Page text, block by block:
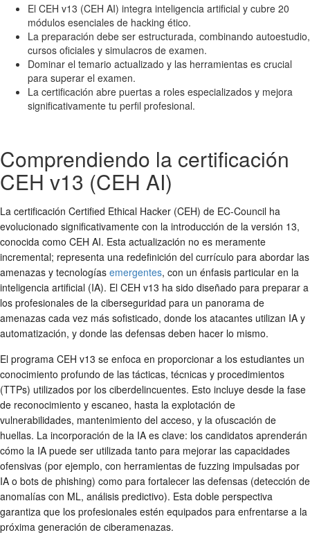
El CEH v13 (CEH AI) integra inteligencia artificial y cubre 20
módulos esenciales de hacking ético.
La preparación debe ser estructurada, combinando autoestudio,
cursos oficiales y simulacros de examen.
Dominar el temario actualizado y las herramientas es crucial
para superar el examen.
La certificación abre puertas a roles especializados y mejora
significativamente tu perfil profesional.
Comprendiendo la certificación
CEH v13 (CEH AI)
La certificación Certified Ethical Hacker (CEH) de EC-Council ha
evolucionado significativamente con la introducción de la versión 13,
conocida como CEH AI. Esta actualización no es meramente
incremental; representa una redefinición del currículo para abordar las
amenazas y tecnologías emergentes, con un énfasis particular en la
inteligencia artificial (IA). El CEH v13 ha sido diseñado para preparar a
los profesionales de la ciberseguridad para un panorama de
amenazas cada vez más sofisticado, donde los atacantes utilizan IA y
automatización, y donde las defensas deben hacer lo mismo.
El programa CEH v13 se enfoca en proporcionar a los estudiantes un
conocimiento profundo de las tácticas, técnicas y procedimientos
(TTPs) utilizados por los ciberdelincuentes. Esto incluye desde la fase
de reconocimiento y escaneo, hasta la explotación de
vulnerabilidades, mantenimiento del acceso, y la ofuscación de
huellas. La incorporación de la IA es clave: los candidatos aprenderán
cómo la IA puede ser utilizada tanto para mejorar las capacidades
ofensivas (por ejemplo, con herramientas de fuzzing impulsadas por
IA o bots de phishing) como para fortalecer las defensas (detección de
anomalías con ML, análisis predictivo). Esta doble perspectiva
garantiza que los profesionales estén equipados para enfrentarse a la
próxima generación de ciberamenazas.